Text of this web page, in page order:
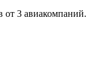
от 3 авиакомпаний.